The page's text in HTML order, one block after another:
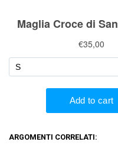
ARGOMENTI CORRELATI: